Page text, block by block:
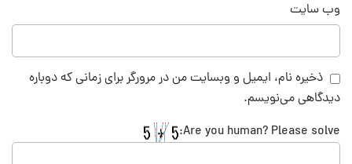
وب‌ سایت
ذخیره نام، ایمیل و وبسایت من در مرورگر برای زمانی که دوباره
دیدگاهی می‌نویسم.
Are you human? Please solve: